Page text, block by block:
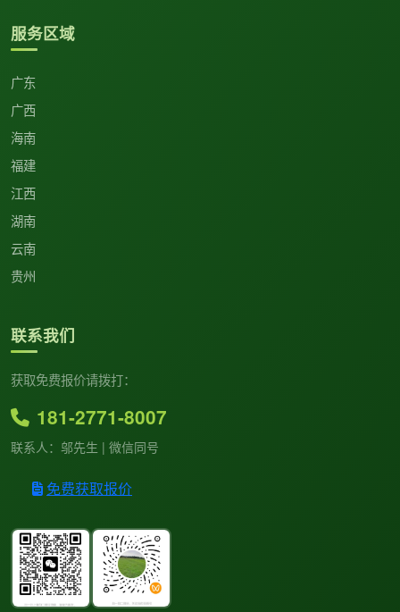
服务区域
广东
广西
海南
福建
江西
湖南
云南
贵州
联系我们
获取免费报价请拨打：
181-2771-8007
联系人：邬先生 | 微信同号
免费获取报价